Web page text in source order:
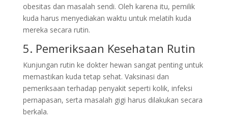
obesitas dan masalah sendi. Oleh karena itu, pemilik
kuda harus menyediakan waktu untuk melatih kuda
mereka secara rutin.
5. Pemeriksaan Kesehatan Rutin
Kunjungan rutin ke dokter hewan sangat penting untuk
memastikan kuda tetap sehat. Vaksinasi dan
pemeriksaan terhadap penyakit seperti kolik, infeksi
pernapasan, serta masalah gigi harus dilakukan secara
berkala.